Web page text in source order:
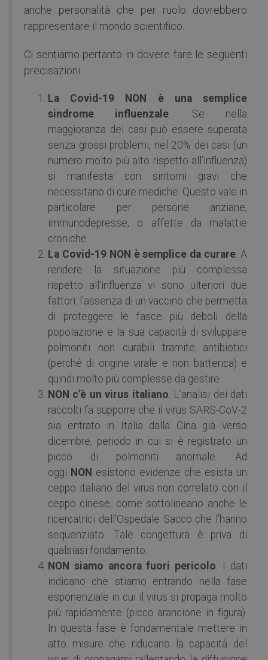
anche personalità che per ruolo dovrebbero
rappresentare il mondo scientifico.
Ci sentiamo pertanto in dovere fare le seguenti
precisazioni:
La Covid-19 NON è una semplice
sindrome influenzale . Se nella
maggioranza dei casi può essere superata
senza grossi problemi, nel 20% dei casi (un
numero molto più alto rispetto all’influenza)
si manifesta con sintomi gravi che
necessitano di cure mediche. Questo vale in
particolare per persone anziane,
immunodepresse, o affette da malattie
croniche.
La Covid-19 NON è semplice da curare . A
rendere la situazione più complessa
rispetto all’influenza vi sono ulteriori due
fattori: l’assenza di un vaccino che permetta
di proteggere le fasce più deboli della
popolazione e la sua capacità di sviluppare
polmoniti non curabili tramite antibiotici
(perché di origine virale e non batterica) e
quindi molto più complesse da gestire.
NON c’è un virus italiano . L’analisi dei dati
raccolti fa supporre che il virus SARS-CoV-2
sia entrato in Italia dalla Cina già verso
dicembre, periodo in cui si è registrato un
picco di polmoniti anomale. Ad
oggi NON esistono evidenze che esista un
ceppo italiano del virus non correlato con il
ceppo cinese, come sottolineano anche le
ricercatrici dell’Ospedale Sacco che l’hanno
sequenziato. Tale congettura è priva di
qualsiasi fondamento.
NON siamo ancora fuori pericolo . I dati
indicano che stiamo entrando nella fase
esponenziale in cui il virus si propaga molto
più rapidamente (picco arancione in figura).
In questa fase è fondamentale mettere in
atto misure che riducano la capacità del